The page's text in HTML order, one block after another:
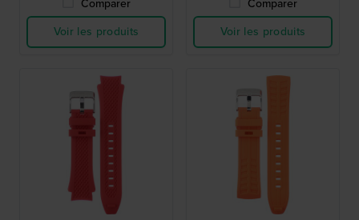
Comparer
Voir les produits
Comparer
Voir les produits